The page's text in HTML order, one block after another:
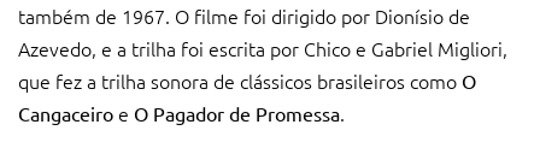
também de 1967. O filme foi dirigido por Dionísio de
Azevedo, e a trilha foi escrita por Chico e Gabriel Migliori,
que fez a trilha sonora de clássicos brasileiros como O
Cangaceiro e O Pagador de Promessa.